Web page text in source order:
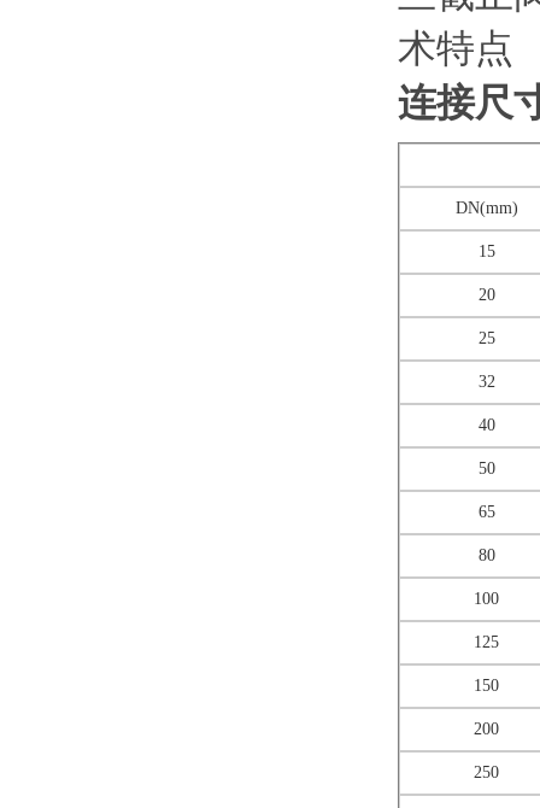
连接尺
DN(mm)
15
20
25
32
40
50
65
80
100
125
150
200
250